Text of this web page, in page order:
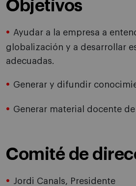
Objetivos
Ayudar a la empresa a
globalización y a desarrollar
adecuadas.
Generar y difundir
Generar material docente
Comité de
Jordi Canals, Presidente